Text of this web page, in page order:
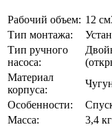
Рабочий объем: 12
Тип монтажа:
Тип ручного
насоса:
Материал
корпуса:
Особенности:
Масса:
3,4 кг